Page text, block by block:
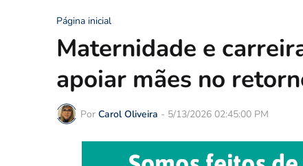
Página inicial
Maternidade e
apoiar mães no
Por Carol Oliveira - 5/13/2026 02:45:00 PM